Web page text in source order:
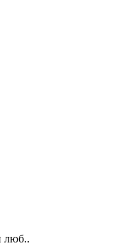
люб..